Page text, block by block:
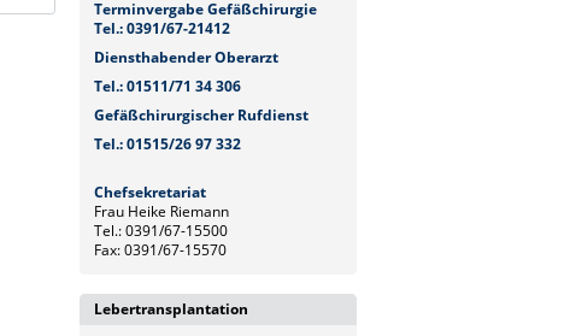
Terminvergabe Gefäßchirurgie
Tel.: 0391/67-21412
Diensthabender Oberarzt
Tel.: 01511/71 34 306
Gefäßchirurgischer Rufdienst
Tel.: 01515/26 97 332
Chefsekretariat
Frau Heike Riemann
Tel.: 0391/67-15500
Fax: 0391/67-15570
Lebertransplantation